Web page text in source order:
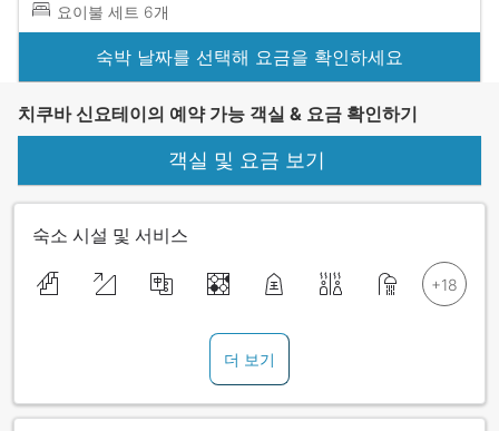
요이불 세트 6개
숙박 날짜를 선택해 요금을 확인하세요
치쿠바 신요테이의 예약 가능 객실 & 요금 확인하기
객실 및 요금 보기
숙소 시설 및 서비스
더 보기